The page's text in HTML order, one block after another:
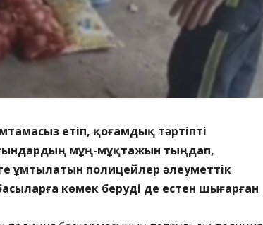
етіп, қоғамдық тәртіпті
мұң-мұқтажын тыңдап,
ұмтылатын полицейлер әлеуметтік
көмек беруді де естен шығарған